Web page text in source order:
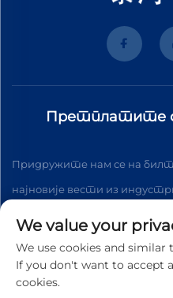
Претплатите
Придружите нам се на
најновије вести из
We value your
We use cookies and similar
If you don't want to accept
cookies.